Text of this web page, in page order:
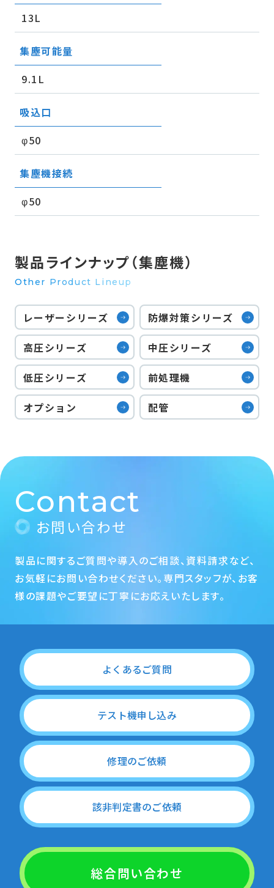
13L
集塵可能量
9.1L
吸込口
φ50
集塵機接続
φ50
製品ラインナップ（集塵機）
Other Product Lineup
レーザーシリーズ 防爆対策シリーズ
高圧シリーズ 中圧シリーズ
低圧シリーズ 前処理機
オプション 配管
Contact
お問い合わせ
製品に関するご質問や導入のご相談、資料請求など、
お気軽にお問い合わせください。専門スタッフが、お客
様の課題やご要望に丁寧にお応えいたします。
よくあるご質問
テスト機申し込み
修理のご依頼
該非判定書のご依頼
総合問い合わせ